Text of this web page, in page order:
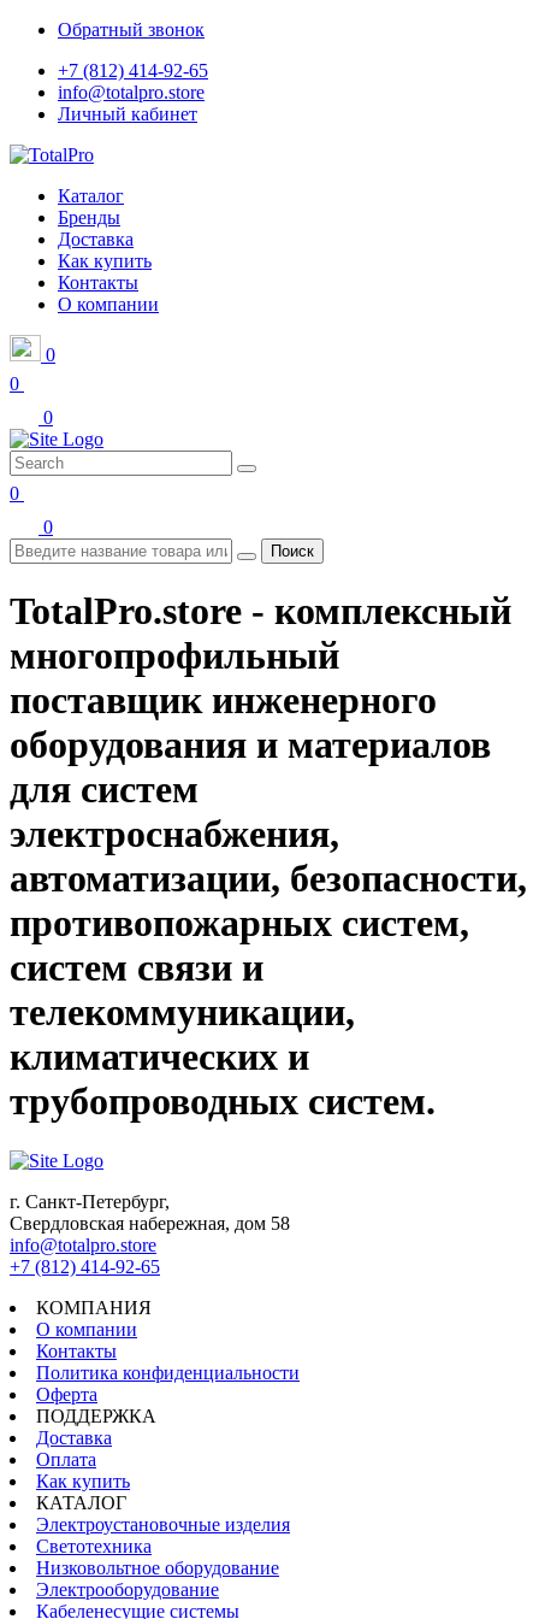
Обратный звонок
+7 (812) 414-92-65
info@totalpro.store
Личный кабинет
Каталог
Бренды
Доставка
Как купить
Контакты
О компании
0
0
0
0
0
Поиск
TotalPro.store - комплексный
многопрофильный
поставщик инженерного
оборудования и материалов
для систем
электроснабжения,
автоматизации, безопасности,
противопожарных систем,
систем связи и
телекоммуникации,
климатических и
трубопроводных систем.
г. Санкт-Петербург,
Свердловская набережная, дом 58
info@totalpro.store
+7 (812) 414-92-65
КОМПАНИЯ
О компании
Контакты
Политика конфиденциальности
Оферта
ПОДДЕРЖКА
Доставка
Оплата
Как купить
КАТАЛОГ
Электроустановочные изделия
Светотехника
Низковольтное оборудование
Электрооборудование
Кабеленесущие системы